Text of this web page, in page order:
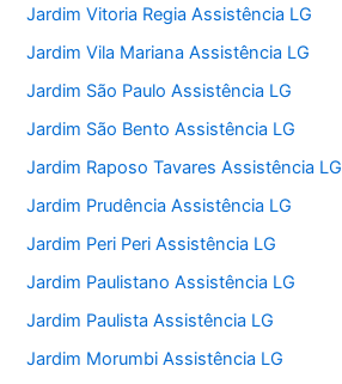
Jardim Vitoria Regia Assistência LG
Jardim Vila Mariana Assistência LG
Jardim São Paulo Assistência LG
Jardim São Bento Assistência LG
Jardim Raposo Tavares Assistência LG
Jardim Prudência Assistência LG
Jardim Peri Peri Assistência LG
Jardim Paulistano Assistência LG
Jardim Paulista Assistência LG
Jardim Morumbi Assistência LG